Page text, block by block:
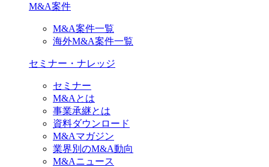
M&A案件
M&A案件一覧
海外M&A案件一覧
セミナー・ナレッジ
セミナー
M&Aとは
事業承継とは
資料ダウンロード
M&Aマガジン
業界別のM&A動向
M&Aニュース